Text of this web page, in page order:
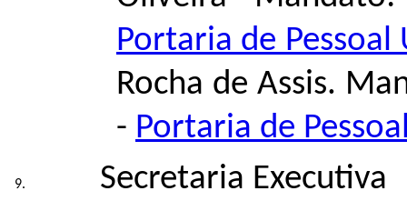
Portaria de
Rocha de Assis.
- Portaria de
Secretaria Executiva